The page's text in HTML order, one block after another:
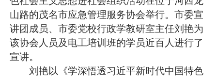
山路的茂名市应急管理服务协会举行。市委宣
讲团成员、市委党校行政学教研室主任刘艳为
该协会人员及电工培训班的学员近百人进行了
宣讲。
刘艳以《学深悟透习近平新时代中国特色